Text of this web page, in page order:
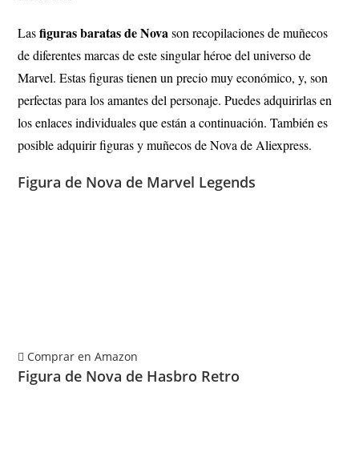
Lasfiguras baratas de Novason recopilaciones de muñecos
de diferentes marcas de este singular héroe del universo de
Marvel. Estas figuras tienen un precio muy económico, y, son
perfectas para los amantes del personaje. Puedes adquirirlas en
los enlaces individuales que están a continuación. También es
posible adquirir figuras y muñecos de Nova de Aliexpress.
Figura de Nova de Marvel Legends
Comprar en Amazon
Figura de Nova de Hasbro Retro